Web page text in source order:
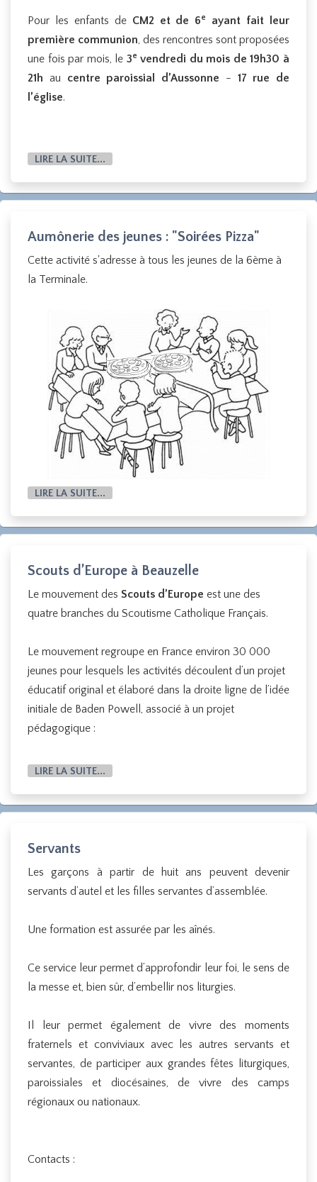
Pour les enfants de CM2 et de 6e
ayant fait leur
première communion, des rencontres sont proposées
une fois par mois, le 3e vendredi du mois de 19h30 à
21h au centre paroissial d’Aussonne - 17 rue de
l’église.
LIRE LA SUITE...
Aumônerie des jeunes : "Soirées Pizza"
Cette activité s'adresse à tous les jeunes de la 6ème à
la Terminale.
LIRE LA SUITE...
Scouts d’Europe à Beauzelle
Le mouvement des Scouts d’Europe est une des
quatre branches du Scoutisme Catholique Français.
Le mouvement regroupe en France environ 30 000
jeunes pour lesquels les activités découlent d’un projet
éducatif original et élaboré dans la droite ligne de l’idée
initiale de Baden Powell, associé à un projet
pédagogique :
LIRE LA SUITE...
Servants
Les garçons à partir de huit ans peuvent devenir
servants d’autel et les filles servantes d’assemblée.
Une formation est assurée par les aînés.
Ce service leur permet d’approfondir leur foi, le sens de
la messe et, bien sûr, d’embellir nos liturgies.
Il leur permet également de vivre des moments
fraternels et conviviaux avec les autres servants et
servantes, de participer aux grandes fêtes liturgiques,
paroissiales et diocésaines, de vivre des camps
régionaux ou nationaux.
Contacts :